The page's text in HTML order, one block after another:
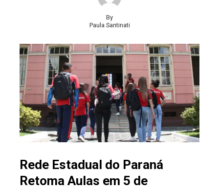
By
Paula Santinati
Rede Estadual do Paraná
Retoma Aulas em 5 de